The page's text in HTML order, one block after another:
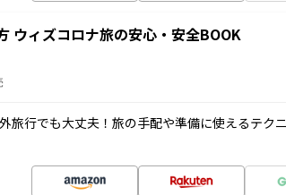
ウィズコロナ旅の安心・安全BOOK
旅行でも大丈夫！旅の手配や準備に使えるテク